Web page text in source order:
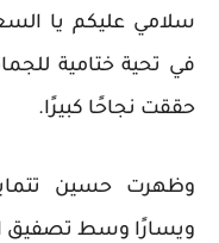
سلامي عليكم يا
في تحية ختامية
حققت نجاحًا كبيرًا.
وظهرت حسين
ويسارًا وسط تصفيق